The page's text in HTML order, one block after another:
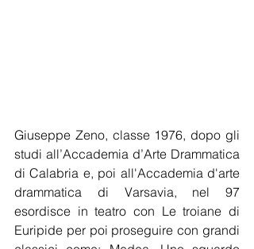
Giuseppe Zeno, classe 1976, dopo gli
studi all’Accademia d’Arte Drammatica
di Calabria e, poi all'Accademia d'arte
drammatica di Varsavia, nel 97
esordisce in teatro con Le troiane di
Euripide per poi proseguire con grandi